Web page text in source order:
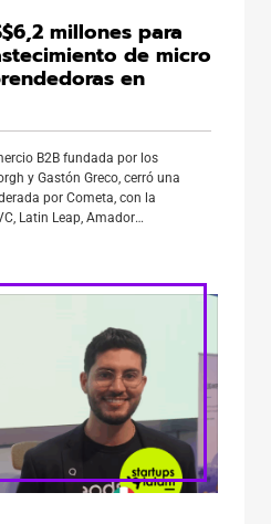
millones para
de micro
en
B2B fundada por los
y Gastón Greco, cerró una
por Cometa, con la
Latin Leap, Amador